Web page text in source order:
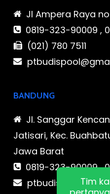
Jl Ampera Raya
0819-323-90009 ,
(021) 780 7511
BANDUNG
Jl. Sanggar
Jatisari, Kec.
Jawa Barat
0819-323-90009 ,
Tim